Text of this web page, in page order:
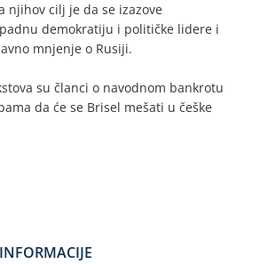
njihov cilj je da se izazove
demokratiju i političke lidere i
mnjenje o Rusiji.
su članci o navodnom bankrotu
da će se Brisel mešati u češke